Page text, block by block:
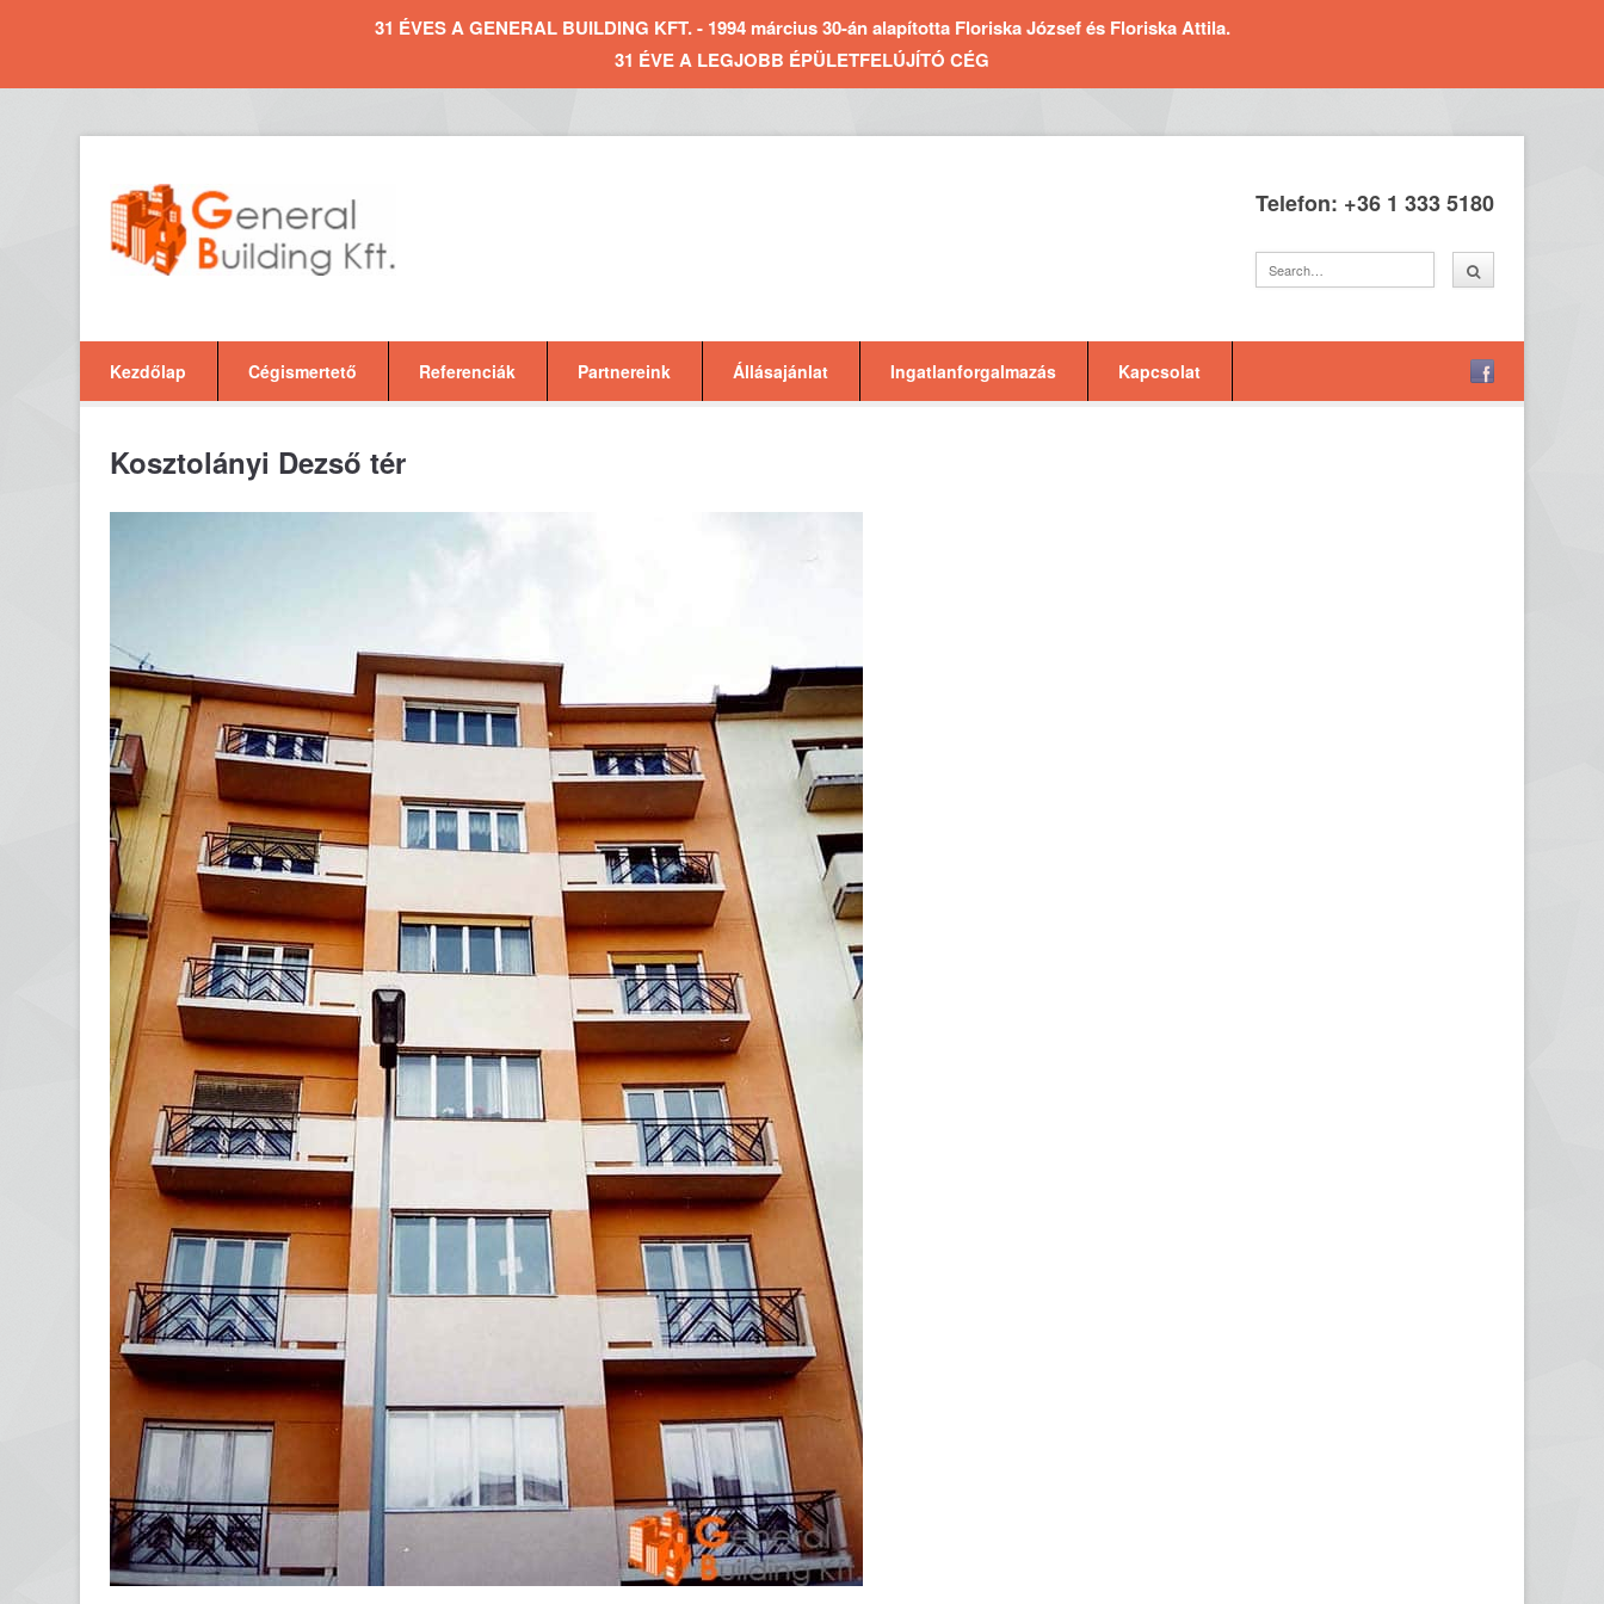
31 ÉVES A GENERAL BUILDING KFT. - 1994 március 30-án alapította Floriska József és Floriska Attila.
31 ÉVE A LEGJOBB ÉPÜLETFELÚJÍTÓ CÉG
Telefon: +36 1 333 5180
Kezdőlap Cégismertető Referenciák Partnereink Állásajánlat Ingatlanforgalmazás Kapcsolat
Kosztolányi Dezső tér